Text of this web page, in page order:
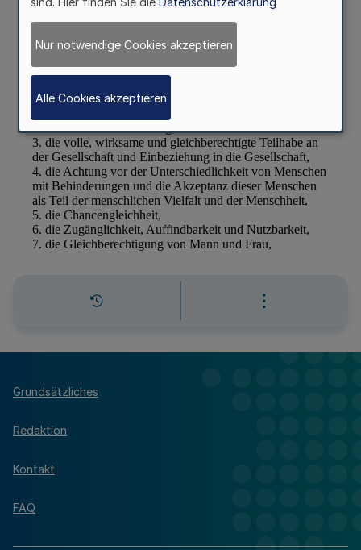
Grundsätzliches
Redaktion
Kontakt
FAQ
Nur notwendige Cookies akzeptieren
Alle Cookies akzeptieren